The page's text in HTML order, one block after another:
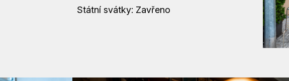
Státní svátky: Zavřeno